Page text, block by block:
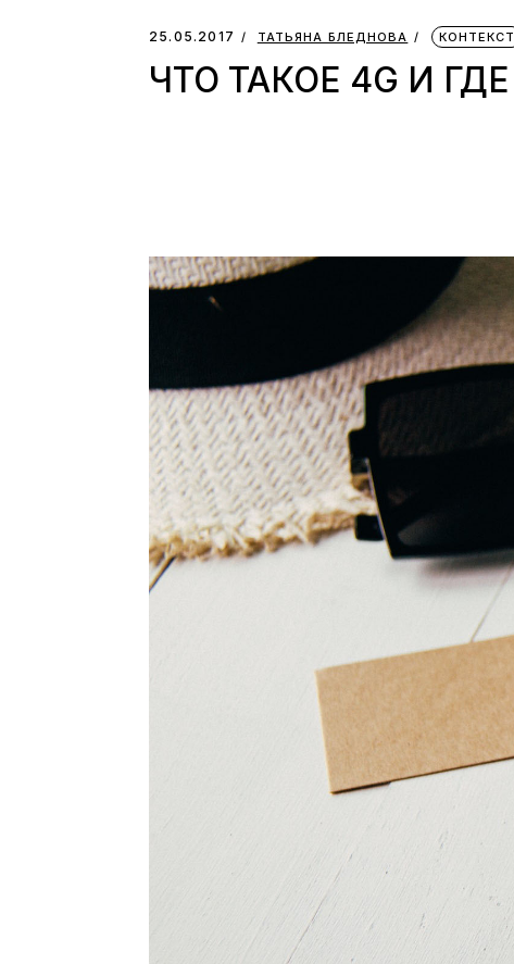
25.05.2017 ТАТЬЯНА БЛЕДНОВА КОНТЕКСТ
ЧТО ТАКОЕ 4G И